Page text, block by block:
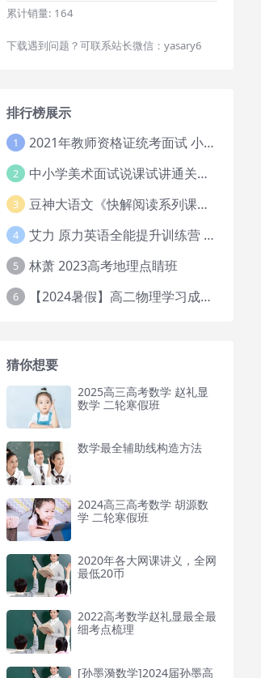
累计销量: 164
下载遇到问题？可联系站长微信：yasary6
排行榜展示
1 2021年教师资格证统考面试 小学教资资料试讲+答辩
2 中小学美术面试说课试讲通关班14讲（辅助资料第一套）
3 豆神大语文《快解阅读系列课教程完整》
4 艾力 原力英语全能提升训练营 151G网课大合集
5 林萧 2023高考地理点睛班
6 【2024暑假】高二物理学习成长与规划系统1期
猜你想要
2025高三高考数学 赵礼显
数学 二轮寒假班
数学最全辅助线构造方法
2024高三高考数学 胡源数
学 二轮寒假班
2020年各大网课讲义，全网
最低20币
2022高考数学赵礼显最全最
细考点梳理
[孙墨漪数学]2024届孙墨高